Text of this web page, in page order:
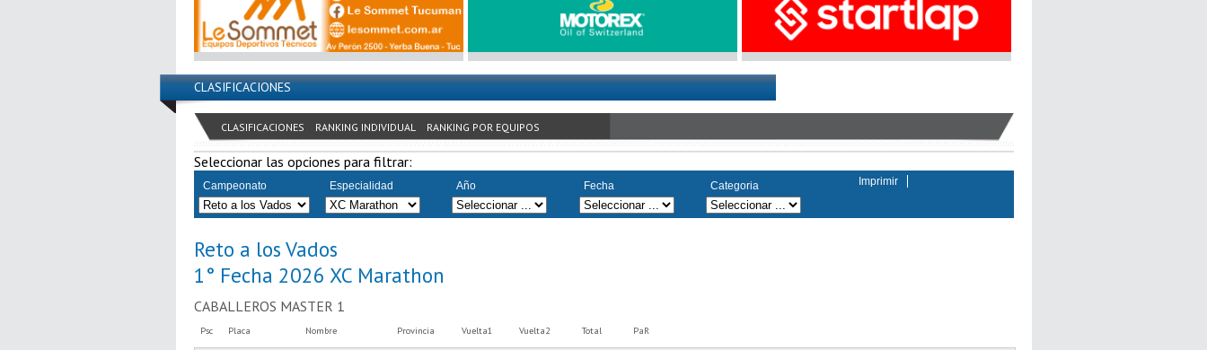
CLASIFICACIONES
CLASIFICACIONES RANKING INDIVIDUAL RANKING POR EQUIPOS
Seleccionar las opciones para filtrar:
Campeonato Especialidad Año Fecha Categoria Imprimir
Reto a los Vados
1° Fecha 2026 XC Marathon
CABALLEROS MASTER 1
Psc Placa Nombre Provincia Vuelta1 Vuelta2 Total PaR